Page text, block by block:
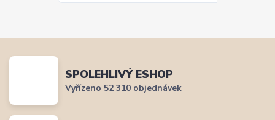
SPOLEHLIVÝ ESHOP
Vyřízeno 52 310 objednávek